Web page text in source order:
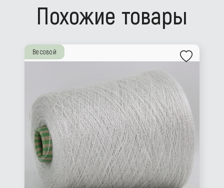
Похожие товары
Весовой